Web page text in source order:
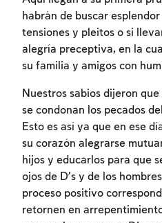
habrán de buscar
tensiones y pleitos o si
alegría preceptiva, en la
su familia y amigos con
Nuestros sabios dijeron
se condonan los pecados
Esto es así ya que en ese
su corazón alegrarse
hijos y educarlos para que
ojos de D’s y de los
proceso positivo
retornen en